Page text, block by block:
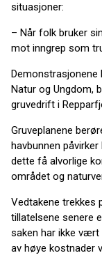
situasjoner:
– Når folk bruker
mot inngrep som
Natur og Ungdom,
gruvedrift i
Gruveplanene
havbunnen
dette få alvorlige
området og
Vedtakene trekkes
tillatelsene senere
saken har ikke vært
av høye kostnader